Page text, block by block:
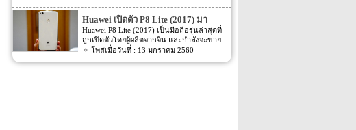
ลงไปใน iPhone 7 และ iPhone 7 Plus ทาง
บริษัท Apple ได้กำหนดวันจำหน่ายในวันศุกร์
ที่ 24 มีนาคม 2560 ที่จะถึงนี้ เวลาในการเปิด
ขายเป็นเวลาช่วงเช้าประมาณ 8.01 น. (เป็น
เวลาในฝั่งประเทศแถบแปซิฟิก) การเปิดตัว
HTC U Ultra HTC U Ultra มาพร้อมกับหน้า
จอ Super LCD5 มีขนาด 5.7 นิ้ว หน้าจอเป็น
แบบ Gorilla Glass 5 ซึ่งเป็นหน้าจอใหม่ที่
สามารถป้องกันรอยขีดข่วนได้ ความละเอียด
ของภาพสูงถึง 1,040 X 2,560 พิกเซล
(513ppi) ใช้ชิปประมวลผล Snapdragon 820
ที่มีความเร็วให้เลือกถึง 2 แบบ คือ 2.15GHz
เอาสมาร์ทโฟนรุ่นนี้ไปทดสอบในห้องปฏิบัติ
การ Nokia 6 เปิดตัวรุ่นแรกภายใต้ชื่อรุ่น TA-
1000 ซึ่งจะมีความน่าสนใจทั้งในเรื่องของ
ซอฟต์แวร์และวัสดุอุปกรณ์ที่นำมาผลิตต่างๆ
Nokia 6 ไม่ได้เป็นสมาร์ทโฟนระดับสูง แต่จะ
เป็นสมาร์ทโฟนราคากลางๆ ที่เตรียมตัวจะมา
Huawei เปิดตัว P8 Lite (2017) มา
พร้อมหน้าจอ 1080p ชิพเซ็ท Kirin
655
Huawei P8 Lite (2017) เป็นมือถือรุ่นล่าสุดที่
ถูกเปิดตัวโดยผู้ผลิตจากจีน และกำลังจะขาย
ในตลาดยุโรปบางประเทศในเร็วๆ นี้ แต่การ
13 มกราคม 2560